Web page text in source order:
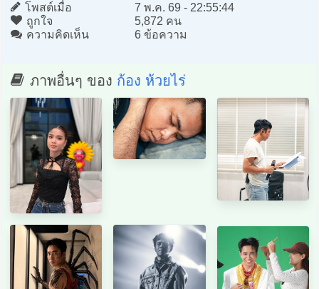
โพสต์เมื่อ
7 พ.ค. 69 - 22:55:44
ถูกใจ
5,872 คน
ความคิดเห็น
6 ข้อความ
ภาพอื่นๆ ของ ก้อง ห้วยไร่